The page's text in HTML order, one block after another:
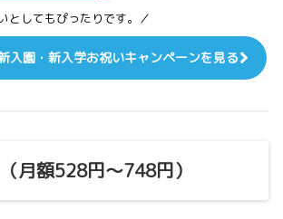
としてもぴったりです。／
入園・新入学お祝いキャンペーンを見る
月額528円〜748円）